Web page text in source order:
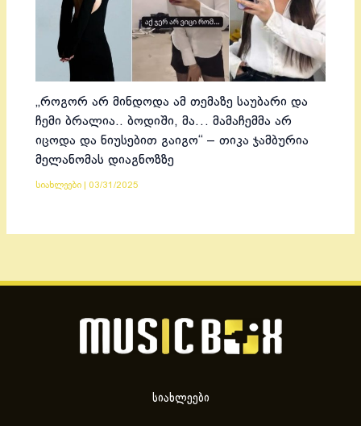
„როგორ არ მინდოდა ამ თემაზე საუბარი და
ჩემი ბრალია.. ბოდიში, მა… მამაჩემმა არ
იცოდა და ნიუსებით გაიგო“ – თიკა ჯამბურია
მელანომას დიაგნოზზე
სიახლეები 03/31/2025
სიახლეები